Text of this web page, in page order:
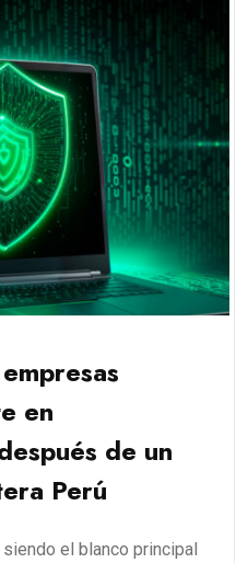
en
de un
Perú
el blanco principal